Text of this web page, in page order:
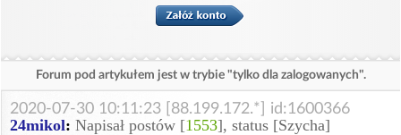
Forum pod artykułem jest w trybie "tylko dla zalogowanych".
2020-07-30 10:11:23 [88.199.172.*] id:1600366
24mikol: Napisał postów [1553], status [Szycha]